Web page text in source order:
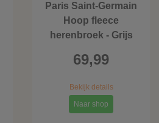
Paris Saint-Germain
Hoop fleece
herenbroek - Grijs
69,99
Bekijk details
Naar shop